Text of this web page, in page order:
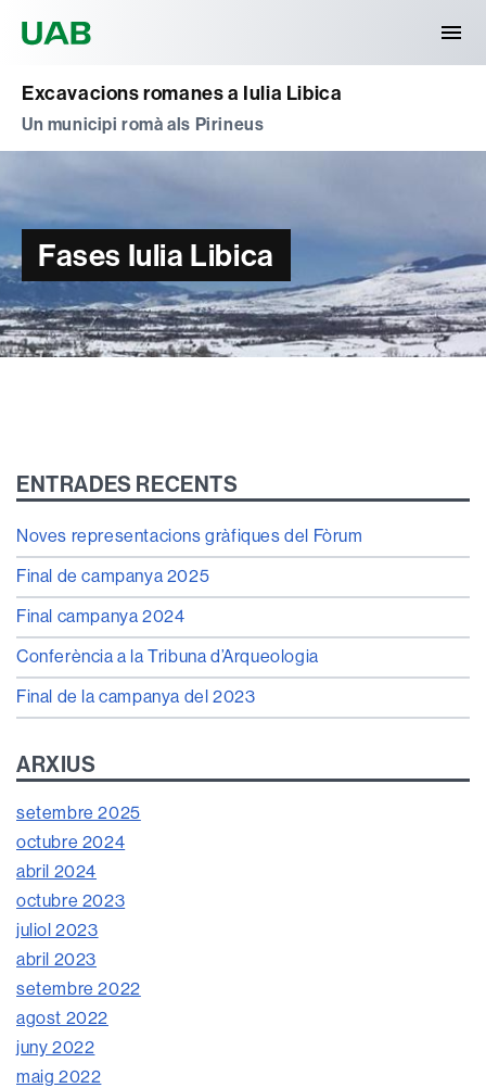
Excavacions romanes a Iulia Libica
Un municipi romà als Pirineus
Fases Iulia Libica
ENTRADES RECENTS
Noves representacions gràfiques del Fòrum
Final de campanya 2025
Final campanya 2024
Conferència a la Tribuna d’Arqueologia
Final de la campanya del 2023
ARXIUS
setembre 2025
octubre 2024
abril 2024
octubre 2023
juliol 2023
abril 2023
setembre 2022
agost 2022
juny 2022
maig 2022